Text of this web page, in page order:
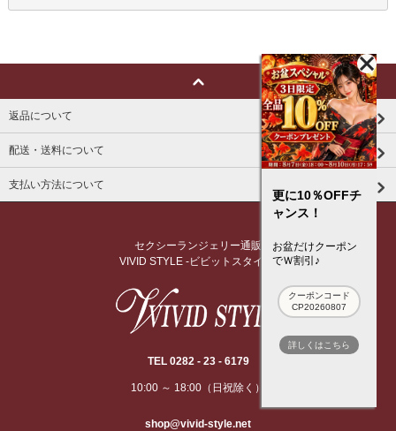
返品について
配送・送料について
支払い方法について
セクシーランジェリー通販
VIVID STYLE -ビビットスタイル-
TEL 0282 - 23 - 6179
10:00 ～ 18:00（日祝除く）
shop@vivid-style.net
更に10％OFFチ
ャンス！
お盆だけクーポン
でＷ割引♪
クーポンコード
CP20260807
詳しくはこちら